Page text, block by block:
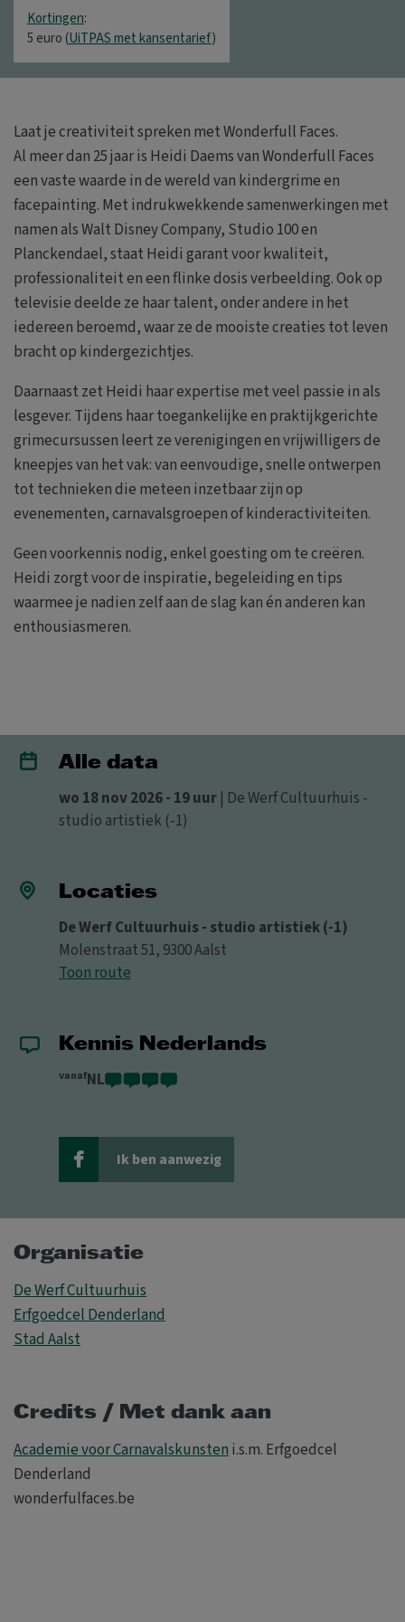
Laat je creativiteit spreken met Wonderfull Faces.
Al meer dan 25 jaar is Heidi Daems van Wonderfull Faces
een vaste waarde in de wereld van kindergrime en
facepainting. Met indrukwekkende samenwerkingen met
namen als Walt Disney Company, Studio 100 en
Planckendael, staat Heidi garant voor kwaliteit,
professionaliteit en een flinke dosis verbeelding. Ook op
televisie deelde ze haar talent, onder andere in het
iedereen beroemd, waar ze de mooiste creaties tot leven
bracht op kindergezichtjes.
Daarnaast zet Heidi haar expertise met veel passie in als
lesgever. Tijdens haar toegankelijke en praktijkgerichte
grimecursussen leert ze verenigingen en vrijwilligers de
kneepjes van het vak: van eenvoudige, snelle ontwerpen
tot technieken die meteen inzetbaar zijn op
evenementen, carnavalsgroepen of kinderactiviteiten.
Geen voorkennis nodig, enkel goesting om te creëren.
Heidi zorgt voor de inspiratie, begeleiding en tips
waarmee je nadien zelf aan de slag kan én anderen kan
enthousiasmeren.
Alle data
wo 18 nov 2026 - 19 uur | De Werf Cultuurhuis -
studio artistiek (-1)
Locaties
De Werf Cultuurhuis - studio artistiek (-1)
Molenstraat 51, 9300 Aalst
Toon route
Kennis Nederlands
vanafNL
Ik ben aanwezig
Organisatie
De Werf Cultuurhuis
Erfgoedcel Denderland
Stad Aalst
Credits / Met dank aan
Academie voor Carnavalskunsteni.s.m. Erfgoedcel
Denderland
wonderfulfaces.be
Kortingen:
5 euro (UiTPAS met kansentarief)